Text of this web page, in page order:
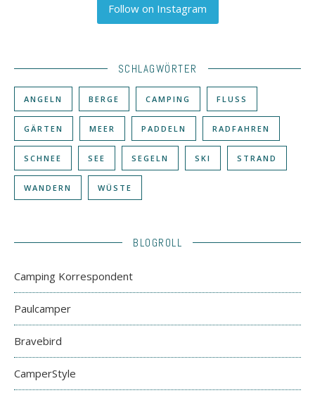
Follow on Instagram
SCHLAGWÖRTER
ANGELN BERGE CAMPING FLUSS
GÄRTEN MEER PADDELN RADFAHREN
SCHNEE SEE SEGELN SKI STRAND
WANDERN WÜSTE
BLOGROLL
Camping Korrespondent
Paulcamper
Bravebird
CamperStyle